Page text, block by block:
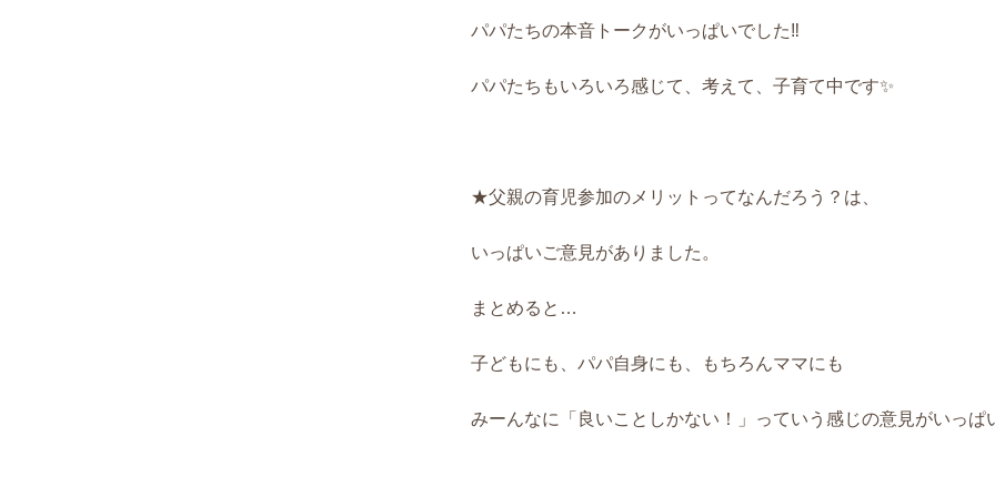
パパたちの本音トークがいっぱいでした‼️
パパたちもいろいろ感じて、考えて、子育て中です✨
★父親の育児参加のメリットってなんだろう？は、
いっぱいご意見がありました。
まとめると…
子どもにも、パパ自身にも、もちろんママにも
みーんなに「良いことしかない！」っていう感じの意見がいっ